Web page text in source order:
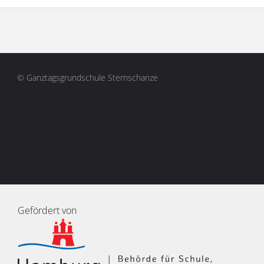
© Ganztagsgrundschule Sternschanze
Gefördert von